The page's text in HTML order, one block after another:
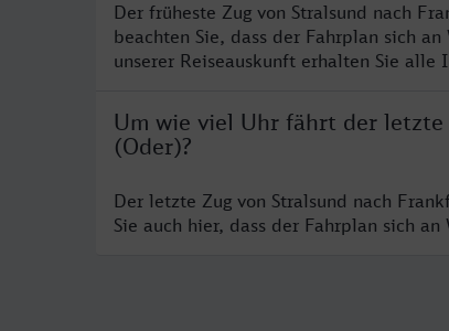
Der früheste Zug von Stralsund nach
beachten Sie, dass der Fahrplan sich
unserer Reiseauskunft erhalten Sie
Um wie viel Uhr fährt der
(Oder)?
Der letzte Zug von Stralsund nach
Sie auch hier, dass der Fahrplan sich